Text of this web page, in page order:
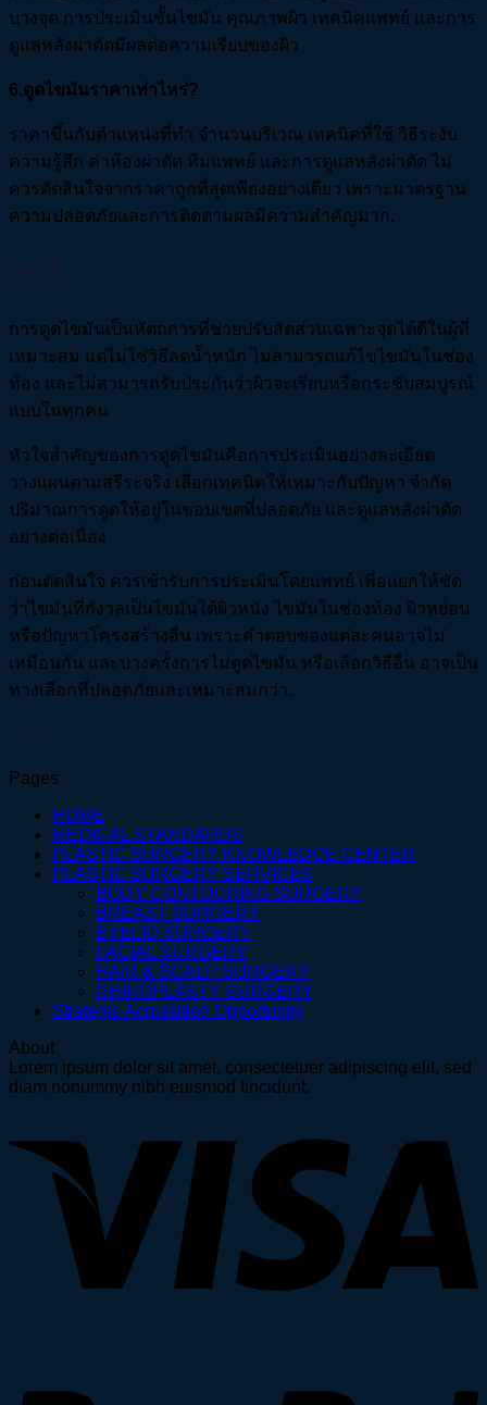
บางจุด การประเมินชั้นไขมัน คุณภาพผิว เทคนิคแพทย์ และการ
ดูแลหลังผ่าตัดมีผลต่อความเรียบของผิว
6.ดูดไขมันราคาเท่าไหร่?
ราคาขึ้นกับตำแหน่งที่ทำ จำนวนบริเวณ เทคนิคที่ใช้ วิธีระงับ
ความรู้สึก ค่าห้องผ่าตัด ทีมแพทย์ และการดูแลหลังผ่าตัด ไม่
ควรตัดสินใจจากราคาถูกที่สุดเพียงอย่างเดียว เพราะมาตรฐาน
ความปลอดภัยและการติดตามผลมีความสำคัญมาก.
การดูดไขมันเป็นหัตถการที่ช่วยปรับสัดส่วนเฉพาะจุดได้ดีในผู้ที่
เหมาะสม แต่ไม่ใช่วิธีลดน้ำหนัก ไม่สามารถแก้ไขไขมันในช่อง
ท้อง และไม่สามารถรับประกันว่าผิวจะเรียบหรือกระชับสมบูรณ์
แบบในทุกคน
หัวใจสำคัญของการดูดไขมันคือการประเมินอย่างละเอียด
วางแผนตามสรีระจริง เลือกเทคนิคให้เหมาะกับปัญหา จำกัด
ปริมาณการดูดให้อยู่ในขอบเขตที่ปลอดภัย และดูแลหลังผ่าตัด
อย่างต่อเนื่อง
ก่อนตัดสินใจ ควรเข้ารับการประเมินโดยแพทย์ เพื่อแยกให้ชัด
ว่าไขมันที่กังวลเป็นไขมันใต้ผิวหนัง ไขมันในช่องท้อง ผิวหย่อน
หรือปัญหาโครงสร้างอื่น เพราะคำตอบของแต่ละคนอาจไม่
เหมือนกัน และบางครั้งการไม่ดูดไขมัน หรือเลือกวิธีอื่น อาจเป็น
ทางเลือกที่ปลอดภัยและเหมาะสมกว่า.
Pages
HOME
MEDICAL STANDARDS
PLASTIC SURGERY KNOWLEDGE CENTER
PLASTIC SURGERY SERVICES
BODY CONTOURING SURGERY
BREAST SURGERY
EYELID SURGERY
FACIAL SURGERY
HAIR & SCALP SURGERY
RHINOPLASTY SURGERY
Strategic Acquisition Opportunity
About
Lorem ipsum dolor sit amet, consectetuer adipiscing elit, sed
diam nonummy nibh euismod tincidunt.